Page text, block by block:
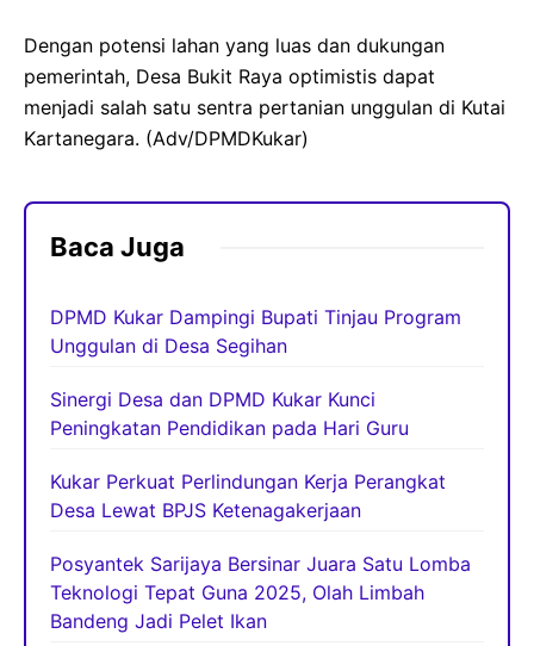
Dengan potensi lahan yang luas dan dukungan
pemerintah, Desa Bukit Raya optimistis dapat
menjadi salah satu sentra pertanian unggulan di Kutai
Kartanegara. (Adv/DPMDKukar)
Baca Juga
DPMD Kukar Dampingi Bupati Tinjau Program
Unggulan di Desa Segihan
Sinergi Desa dan DPMD Kukar Kunci
Peningkatan Pendidikan pada Hari Guru
Kukar Perkuat Perlindungan Kerja Perangkat
Desa Lewat BPJS Ketenagakerjaan
Posyantek Sarijaya Bersinar Juara Satu Lomba
Teknologi Tepat Guna 2025, Olah Limbah
Bandeng Jadi Pelet Ikan